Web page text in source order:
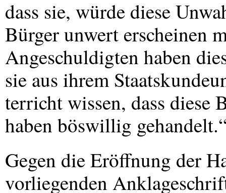
dass sie, würde diese
Bürger unwert erscheinen
Angeschuldigten haben
sie aus ihrem
terricht wissen, dass diese
haben böswillig
Gegen die Eröffnung der
vorliegenden